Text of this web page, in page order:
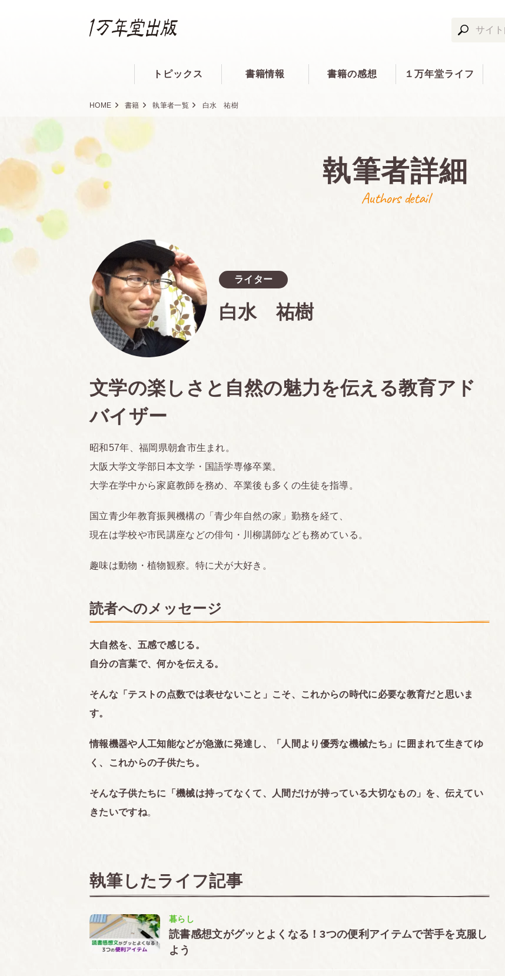
トピックス 書籍情報 書籍の感想 １万年堂ライフ
HOME 書籍 執筆者一覧 白水 祐樹
執筆者詳細
Authors detail
ライター
白水 祐樹
文学の楽しさと自然の魅力を伝える教育アド
バイザー
昭和57年、福岡県朝倉市生まれ。
大阪大学文学部日本文学・国語学専修卒業。
大学在学中から家庭教師を務め、卒業後も多くの生徒を指導。
国立青少年教育振興機構の「青少年自然の家」勤務を経て、
現在は学校や市民講座などの俳句・川柳講師なども務めている。
趣味は動物・植物観察。特に犬が大好き。
読者へのメッセージ
大自然を、五感で感じる。
自分の言葉で、何かを伝える。
そんな「テストの点数では表せないこと」こそ、これからの時代に必要な教育だと思いま
す。
情報機器や人工知能などが急激に発達し、「人間より優秀な機械たち」に囲まれて生きてゆ
く、これからの子供たち。
そんな子供たちに「機械は持ってなくて、人間だけが持っている大切なもの」 を、伝えてい
きたいですね。
執筆したライフ記事
暮らし
読書感想文がグッとよくなる！3つの便利アイテムで苦手を克服し
よう